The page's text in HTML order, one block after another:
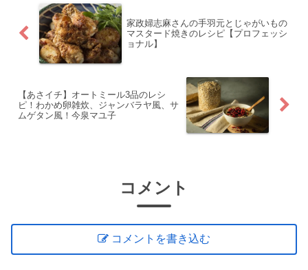
家政婦志麻さんの手羽元とじゃがいもの
マスタード焼きのレシピ【プロフェッシ
ョナル】
【あさイチ】オートミール3品のレシ
ピ！わかめ卵雑炊、ジャンバラヤ風、サ
ムゲタン風！今泉マユ子
コメント
コメントを書き込む